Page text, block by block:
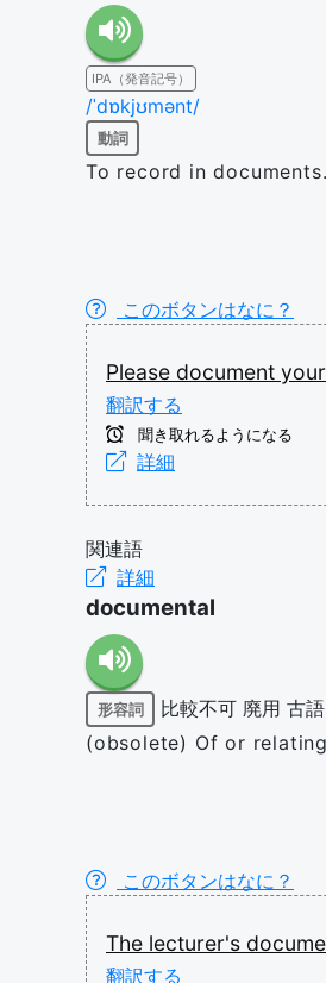
IPA（発音記号）
/ˈdɒkjʊmənt/
動詞
To record in
このボタンはなに？
Please document your
翻訳する
聞き取れるようになる
詳細
関連語
詳細
documental
形容詞 比較不可 廃用 古語
(obsolete) Of or
このボタンはなに？
The lecturer's
翻訳する